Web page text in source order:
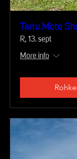
Tartu Moto
R, 13. sept
More info